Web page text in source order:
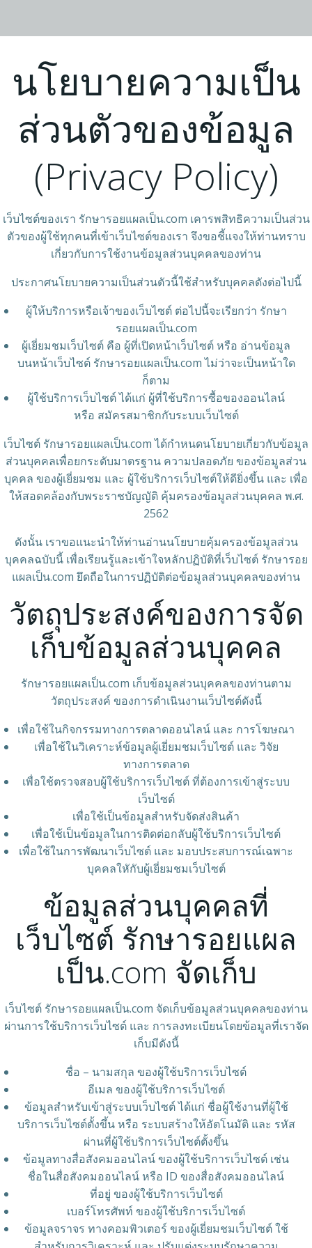
นโยบายความเป็น
ส่วนตัวของข้อมูล
(Privacy Policy)
เว็บไซต์ของเรา รักษารอยแผลเป็น.com เคารพสิทธิความเป็นส่วน
ตัวของผู้ใช้ทุกคนที่เข้าเว็บไซต์ของเรา จึงขอชี้แจงให้ท่านทราบ
เกี่ยวกับการใช้งานข้อมูลส่วนบุคคลของท่าน
ประกาศนโยบายความเป็นส่วนตัวนี้ใช้สำหรับบุคคลดังต่อไปนี้
ผู้ให้บริการหรือเจ้าของเว็บไซต์ ต่อไปนี้จะเรียกว่า รักษา
รอยแผลเป็น.com
ผู้เยี่ยมชมเว็บไซต์ คือ ผู้ที่เปิดหน้าเว็บไซต์ หรือ อ่านข้อมูล
บนหน้าเว็บไซต์ รักษารอยแผลเป็น.com ไม่ว่าจะเป็นหน้าใด
ก็ตาม
ผู้ใช้บริการเว็บไซต์ ได้แก่ ผู้ที่ใช้บริการซื้อของออนไลน์
หรือ สมัครสมาชิกกับระบบเว็บไซต์
เว็บไซต์ รักษารอยแผลเป็น.com ได้กำหนดนโยบายเกี่ยวกับข้อมูล
ส่วนบุคคลเพื่อยกระดับมาตรฐาน ความปลอดภัย ของข้อมูลส่วน
บุคคล ของผู้เยี่ยมชม และ ผู้ใช้บริการเว็บไซต์ให้ดียิ่งขึ้น และ เพื่อ
ให้สอดคล้องกับพระราชบัญญัติ คุ้มครองข้อมูลส่วนบุคคล พ.ศ.
2562
ดังนั้น เราขอแนะนำให้ท่านอ่านนโยบายคุ้มครองข้อมูลส่วน
บุคคลฉบับนี้ เพื่อเรียนรู้และเข้าใจหลักปฏิบัติที่เว็บไซต์ รักษารอย
แผลเป็น.com ยึดถือในการปฏิบัติต่อข้อมูลส่วนบุคคลของท่าน
วัตถุประสงค์ของการจัด
เก็บข้อมูลส่วนบุคคล
รักษารอยแผลเป็น.com เก็บข้อมูลส่วนบุคคลของท่านตาม
วัตถุประสงค์ ของการดำเนินงานเว็บไซต์ดังนี้
เพื่อใช้ในกิจกรรมทางการตลาดออนไลน์ และ การโฆษณา
เพื่อใช้ในวิเคราะห์ข้อมูลผู้เยี่ยมชมเว็บไซต์ และ วิจัย
ทางการตลาด
เพื่อใช้ตรวจสอบผู้ใช้บริการเว็บไซต์ ที่ต้องการเข้าสู่ระบบ
เว็บไซต์
เพื่อใช้เป็นข้อมูลสำหรับจัดส่งสินค้า
เพื่อใช้เป็นข้อมูลในการติดต่อกลับผู้ใช้บริการเว็บไซต์
เพื่อใช้ในการพัฒนาเว็บไซต์ และ มอบประสบการณ์เฉพาะ
บุคคลใหักับผู้เยี่ยมชมเว็บไซต์
ข้อมูลส่วนบุคคลที่
เว็บไซต์ รักษารอยแผล
เป็น.com จัดเก็บ
เว็บไซต์ รักษารอยแผลเป็น.com จัดเก็บข้อมูลส่วนบุคคลของท่าน
ผ่านการใช้บริการเว็บไซต์ และ การลงทะเบียนโดยข้อมูลที่เราจัด
เก็บมีดังนี้
ชื่อ – นามสกุล ของผู้ใช้บริการเว็บไซต์
อีเมล ของผู้ใช้บริการเว็บไซต์
ข้อมูลสำหรับเข้าสู่ระบบเว็บไซต์ ได้แก่ ชื่อผู้ใช้งานที่ผู้ใช้
บริการเว็บไซต์ตั้งขึ้น หรือ ระบบสร้างให้อัตโนมัติ และ รหัส
ผ่านที่ผู้ใช้บริการเว็บไซต์ตั้งขึ้น
ข้อมูลทางสื่อสังคมออนไลน์ ของผู้ใช้บริการเว็บไซต์ เช่น
ชื่อในสื่อสังคมออนไลน์ หรือ ID ของสื่อสังคมออนไลน์
ที่อยู่ ของผู้ใช้บริการเว็บไซต์
เบอร์โทรศัพท์ ของผู้ใช้บริการเว็บไซต์
ข้อมูลจราจร ทางคอมพิวเตอร์ ของผู้เยี่ยมชมเว็บไซต์ ใช้